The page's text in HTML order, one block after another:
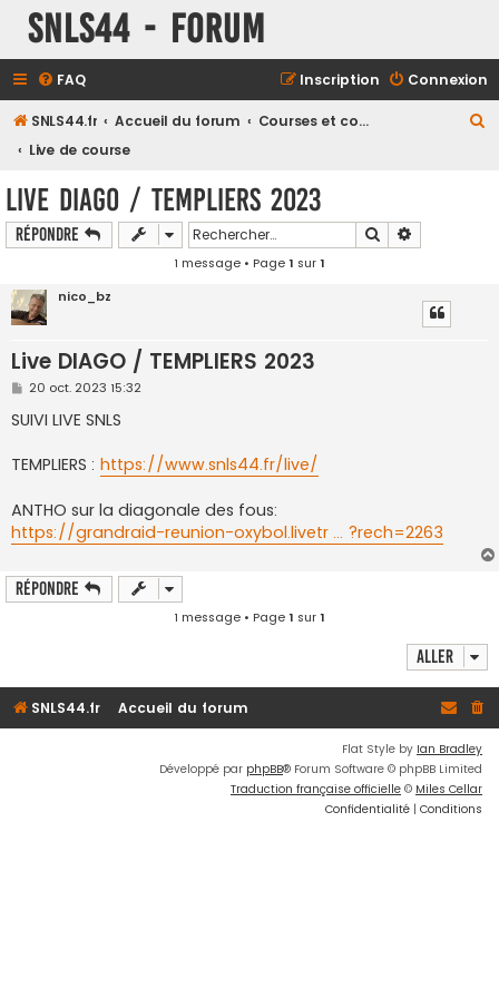
SNLS44 - Forum
FAQ Connexion
Inscription
SNLS44.fr Accueil du forum
Courses et compétitions
Live de course
Live DIAGO / TEMPLIERS 2023
Répondre Rechercher
1 message • Page1 sur1
nico_bz
Live DIAGO / TEMPLIERS 2023
M
s
s
g
e
20 oct. 2023 15:32
SUIVI LIVE SNLS
TEMPLIERS : https://www.snls44.fr/live/
ANTHO sur la diagonale des fous:
https://grandraid-reunion-oxybol.livetr ... ?rech=2263
Répondre
1 message • Page1 sur1
Aller
SNLS44.fr Accueil du forum
Flat Style by Ian Bradley
Développé par phpBB® Forum Software © phpBB Limited
Traduction française officielle © Miles Cellar
Confidentialité | Conditions